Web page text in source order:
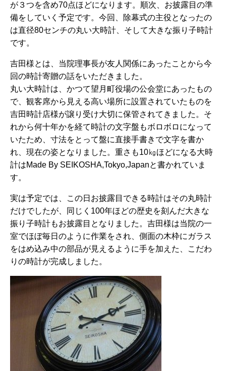
が３つを含め70点ほどになります。順次、お披露目の準
備をしていく予定です。今回、除幕式の主役となったの
は直径80センチの丸い大時計、そして大きな振り子時計
です。
吉田様とは、当院理事長が友人関係にあったことから今
回の時計寄贈の話をいただきました。
丸い大時計は、かつて望月町役場の公会堂にあったもの
で、観客席から見える高い場所に設置されていたものを
吉田時計店様が譲り受け大切に保管されてきました。そ
れから何十年かを経て時計の文字盤もボロボロになって
いたため、寸法をとって盤に直接手書きで文字を書か
れ、現在の姿となりました。重さも10㎏ほどになる大時
計はMade By SEIKOSHA,Tokyo,Japanと書かれていま
す。
実は予定では、この日お披露目できる時計はその丸時計
だけでしたが、同じく100年ほどの歴史を刻んだ大きな
振り子時計もお披露目となりました。吉田様は当院の一
室でほぼ毎日のように作業をされ、側面の木枠にガラス
をはめ込み中の部品が見えるように手を加えた、こだわ
りの時計が完成しました。